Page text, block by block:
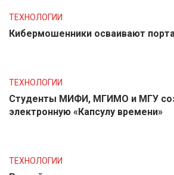
ТЕХНОЛОГИИ
Кибермошенники осваивают
ТЕХНОЛОГИИ
Студенты МИФИ, МГИМО и МГУ
электронную «Капсулу времени»
ТЕХНОЛОГИИ